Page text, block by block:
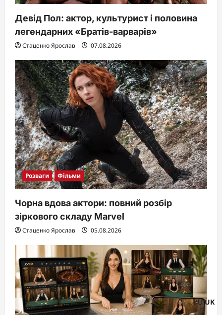
Девід Пол: актор, культурист і половина
легендарних «Братів-варварів»
Стаценко Ярослав 07.08.2026
Розваги Фільми
Чорна вдова актори: повний розбір
зіркового складу Marvel
Стаценко Ярослав 05.08.2026
RU UK